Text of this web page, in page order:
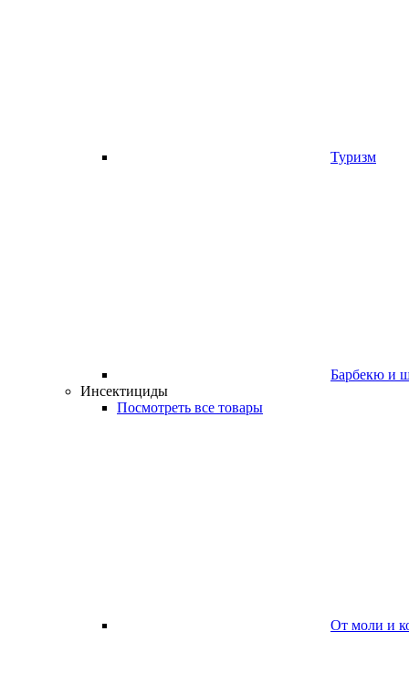
Туризм
Барбекю и
Инсектициды
Посмотреть все товары
От моли и